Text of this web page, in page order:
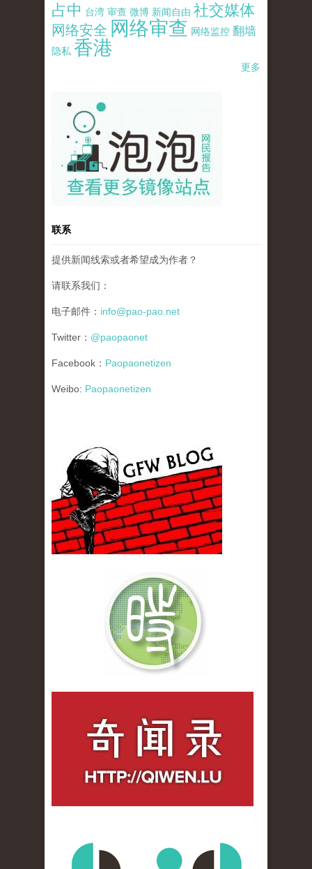
占中 台湾 审查 微博 新闻自由 社交媒体
网络安全 网络审查 网络监控 翻墙
隐私 香港
更多
pao-pao-banner-mirror-site-120814.jpg
联系
提供新闻线索或者希望成为作者？
请联系我们：
电子邮件： info@pao-pao.net
Twitter： @paopaonet
Facebook： Paopaonetizen
Weibo: Paopaonetizen
gfw_blog_small.jpg